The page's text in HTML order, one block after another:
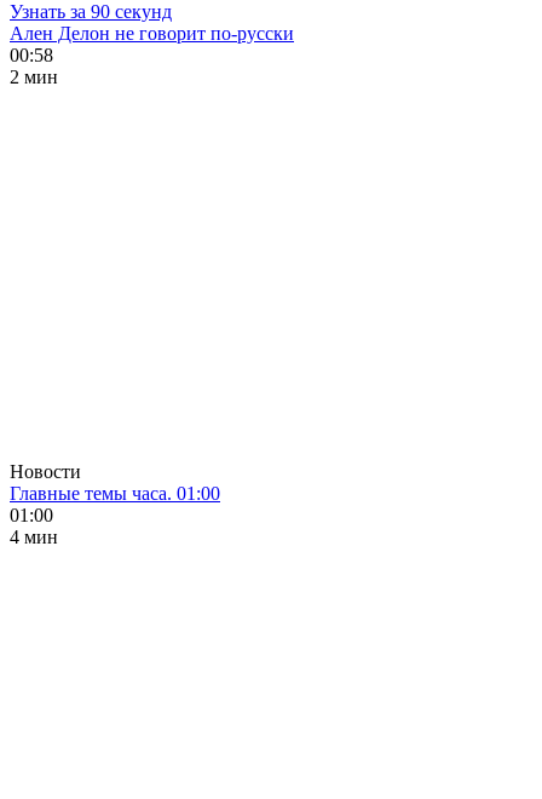
Узнать за 90 секунд
Ален Делон не говорит по-русски
00:58
2 мин
Новости
Главные темы часа. 01:00
01:00
4 мин